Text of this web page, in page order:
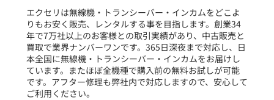
選択条件をリセット
エクセリは無線機・トランシーバー・インカムをどこよ
りもお安く販売、レンタルする事を目指します。創業34
年で7万社以上のお客様との取引実績があり、中古販売と
買取で業界ナンバーワンです。365日深夜まで対応し、日
本全国に無線機・トランシーバー・インカムをお届けし
ています。またほぼ全機種で購入前の無料お試しが可能
です。アフター修理も弊社内で対応しますので、安心して
ご利用ください。